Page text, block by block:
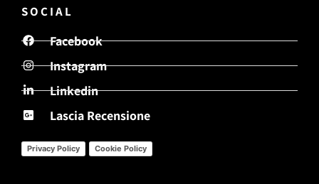
SOCIAL
Facebook
Instagram
Linkedin
Lascia Recensione
Privacy Policy Cookie Policy